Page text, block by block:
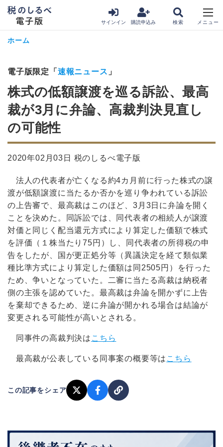
サインイン 購読申込み
ホーム
電子版限定「 速報ニュース 」
株式の低額譲渡を巡る訴訟、最高
裁が3月に弁論、高裁判決見直し
の可能性
2020年02月03日 税のしるべ電子版
法人の代表者が亡くなる約4カ月前に行った株式の譲
渡が低額譲渡に当たるか否かを巡り争われている訴訟
の上告審で、最高裁はこのほど、3月3日に弁論を開く
ことを決めた。同訴訟では、同代表者の相続人が譲渡
対価と同じく配当還元方式により算定した価額で株式
を評価（１株当たり75円）し、同代表者の所得税の申
告をしたが、国が更正処分等（異議決定を経て類似業
種比準方式により算定した価額は同2505円）を行った
ため、争いとなっていた。二審に当たる高裁は納税者
側の主張を認めていた。最高裁は弁論を開かずに上告
を棄却できるため、逆に弁論が開かれる場合は結論が
変更される可能性が高いとされる。
同事件の高裁判決は こちら
最高裁が公表している同事案の概要等は こちら
この記事をシェア